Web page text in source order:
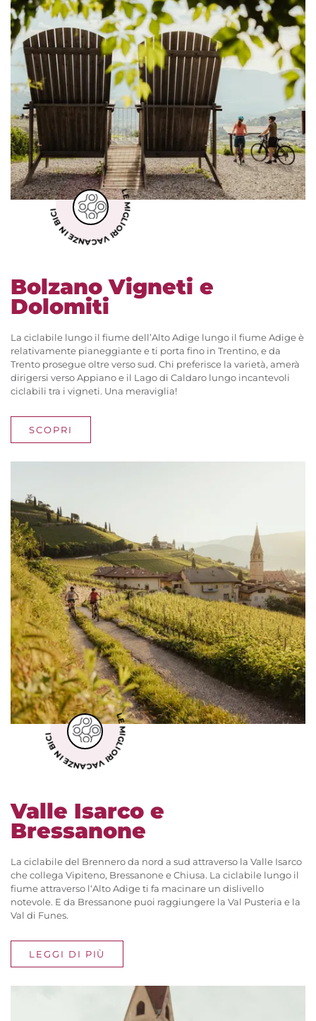
LE MIGLIORI VACANZE IN BICI
Bolzano Vigneti e
Dolomiti
La ciclabile lungo il fiume dell’Alto Adige lungo il fiume Adige è
relativamente pianeggiante e ti porta fino in Trentino, e da
Trento prosegue oltre verso sud. Chi preferisce la varietà, amerà
dirigersi verso Appiano e il Lago di Caldaro lungo incantevoli
ciclabili tra i vigneti. Una meraviglia!
SCOPRI
LE MIGLIORI VACANZE IN BICI
Valle Isarco e
Bressanone
La ciclabile del Brennero da nord a sud attraverso la Valle Isarco
che collega Vipiteno, Bressanone e Chiusa. La ciclabile lungo il
fiume attraverso l‘Alto Adige ti fa macinare un dislivello
notevole. E da Bressanone puoi raggiungere la Val Pusteria e la
Val di Funes.
LEGGI DI PIÙ